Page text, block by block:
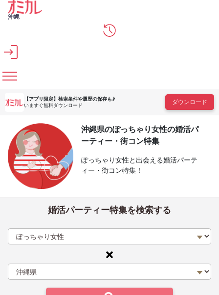
メインコンテンツへスキップ
沖縄
【アプリ限定】 検索条件や履歴の保存も♪
いますぐ無料ダウンロード
ダウンロード
沖縄県のぽっちゃり女性の婚活パ
ーティー・街コン特集
ぽっちゃり女性と出会える婚活パーテ
ィー・街コン特集！
婚活パーティー特集を検索する